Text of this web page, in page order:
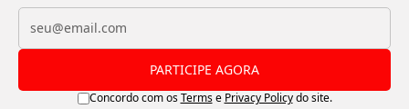
PARTICIPE AGORA
Concordo com osTermse Privacy Policydo site.